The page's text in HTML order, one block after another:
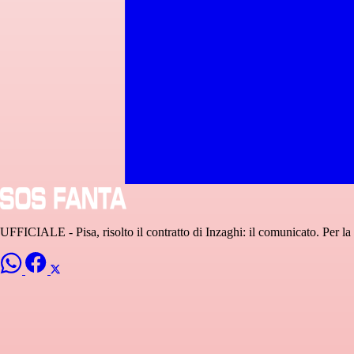
UFFICIALE - Pisa, risolto il contratto di Inzaghi: il comunicato. Per la